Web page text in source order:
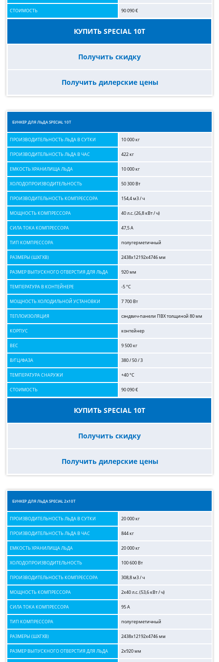
СТОИМОСТЬ 90 090 €
КУПИТЬ SPECIAL 10T
Получить скидку
Получить дилерские цены
БУНКЕР ДЛЯ ЛЬДА SPECIAL 10T
ПРОИЗВОДИТЕЛЬНОСТЬ ЛЬДА В СУТКИ 10 000 кг
ПРОИЗВОДИТЕЛЬНОСТЬ ЛЬДА В ЧАС 422 кг
ЕМКОСТЬ ХРАНИЛИЩА ЛЬДА 10 000 кг
ХОЛОДОПРОИЗВОДИТЕЛЬНОСТЬ 50 300 Вт
ПРОИЗВОДИТЕЛЬНОСТЬ КОМПРЕССОРА 154,4 м3 / ч
МОЩНОСТЬ КОМПРЕССОРА 40 л.с. (26,8 кВт / ч)
СИЛА ТОКА КОМПРЕССОРА 47,5 А
ТИП КОМПРЕССОРА полугерметичный
РАЗМЕРЫ (ШХГХВ) 2438x12192x4746 мм
РАЗМЕР ВЫПУСКНОГО ОТВЕРСТИЯ ДЛЯ ЛЬДА 920 мм
ТЕМПЕРАТУРА В КОНТЕЙНЕРЕ -5 °C
МОЩНОСТЬ ХОЛОДИЛЬНОЙ УСТАНОВКИ 7 700 Вт
ТЕПЛОИЗОЛЯЦИЯ сэндвич-панели ПВХ толщиной 80 мм
КОРПУС контейнер
ВЕС 9 500 кг
В/ГЦ/ФАЗА 380 / 50 / 3
ТЕМПЕРАТУРА СНАРУЖИ +40 °C
СТОИМОСТЬ 90 090 €
КУПИТЬ SPECIAL 10T
Получить скидку
Получить дилерские цены
БУНКЕР ДЛЯ ЛЬДА SPECIAL 2х10T
ПРОИЗВОДИТЕЛЬНОСТЬ ЛЬДА В СУТКИ 20 000 кг
ПРОИЗВОДИТЕЛЬНОСТЬ ЛЬДА В ЧАС 844 кг
ЕМКОСТЬ ХРАНИЛИЩА ЛЬДА 20 000 кг
ХОЛОДОПРОИЗВОДИТЕЛЬНОСТЬ 100 600 Вт
ПРОИЗВОДИТЕЛЬНОСТЬ КОМПРЕССОРА 308,8 м3 / ч
МОЩНОСТЬ КОМПРЕССОРА 2х40 л.с. (53,6 кВт / ч)
СИЛА ТОКА КОМПРЕССОРА 95 А
ТИП КОМПРЕССОРА полугерметичный
РАЗМЕРЫ (ШХГХВ) 2438x12192x4746 мм
РАЗМЕР ВЫПУСКНОГО ОТВЕРСТИЯ ДЛЯ ЛЬДА 2х920 мм